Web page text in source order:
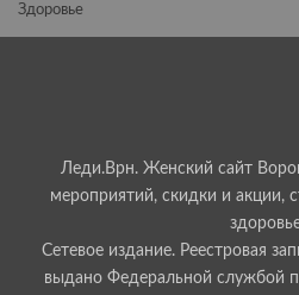
Здоровье
Леди.Врн. Женский сайт
мероприятий, скидки и акции,
Сетевое издание. Реестровая
выдано Федеральной службой